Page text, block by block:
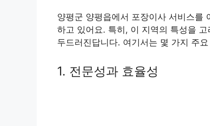
양평군 양평읍에서 포장이사 서비스를
하고 있어요. 특히, 이 지역의 특성을
두드러진답니다. 여기서는 몇 가지 주
1. 전문성과 효율성